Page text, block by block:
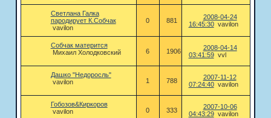
Светлана Галка
пародирует К.Собчак
vavilon
0 881
2008-04-24
16:45:30 vavilon
Собчак матерится
Михаил Холодковский
6 1906
2008-04-14
03:41:59 vvl
Дашко "Недоросль"
vavilon
1 788
2007-11-12
07:24:40 vavilon
Гобозов&Киркоров
vavilon
0 333
2007-10-06
04:43:29 vavilon